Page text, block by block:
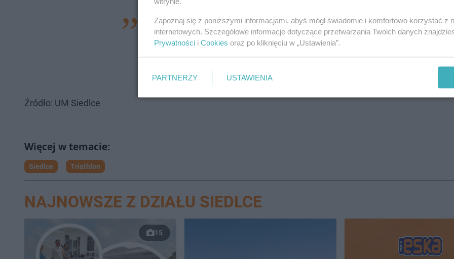
- Prosimy mieszkańców oraz kierowców o uwzględnienie
utrudnień podczas planowania podróży i stosowanie się do
Źródło: UM Siedlce
Siedlce Triathlon
NAJNOWSZE Z DZIAŁU SIEDLCE
15
Zapoznaj się z poniższymi informacjami, abyś mógł świadomie i komfortowo korzystać z
internetowych. Szczegółowe informacje dotyczące przetwarzania Twoich danych
Prywatności i Cookies oraz po kliknięciu w „Ustawienia”.
PARTNERZY USTAWIENIA